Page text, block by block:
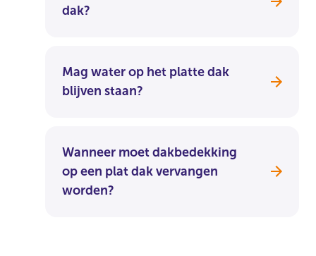
dak?
Mag water op het platte dak
blijven staan?
Wanneer moet dakbedekking
op een plat dak vervangen
worden?